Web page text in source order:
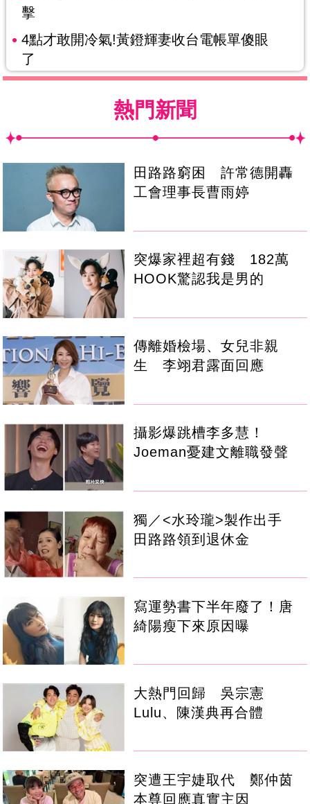
擊
4點才敢開冷氣!黃鐙輝妻收台電帳單傻眼
了
熱門新聞
田路路窮困 許常德開轟
工會理事長曹雨婷
突爆家裡超有錢 182萬
HOOK驚認我是男的
傳離婚檢場、女兒非親
生 李翊君露面回應
攝影爆跳槽李多慧！
Joeman憂建文離職發聲
獨／<水玲瓏>製作出手
田路路領到退休金
寫運勢書下半年廢了！唐
綺陽瘦下來原因曝
大熱門回歸 吳宗憲
Lulu、陳漢典再合體
突遭王宇婕取代 鄭仲茵
本尊回應真實主因